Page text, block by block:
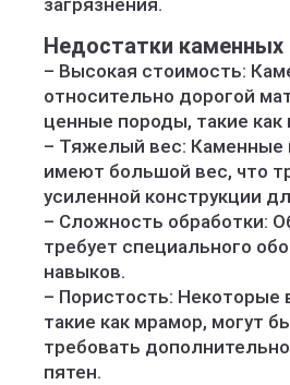
загрязнения.
Недостатки каменных
– Высокая стоимость:
относительно дорогой
ценные породы, такие как
– Тяжелый вес: Каменные
имеют большой вес, что
усиленной конструкции
– Сложность обработки:
требует специального
навыков.
– Пористость: Некоторые
такие как мрамор, могут
требовать
пятен.